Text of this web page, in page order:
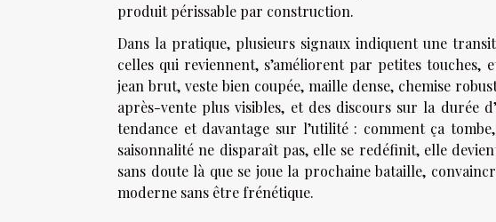
produit périssable par construction.
Dans la pratique, plusieurs signaux indiquent une
celles qui reviennent, s’améliorent par petites
jean brut, veste bien coupée, maille dense, chemise
après-vente plus visibles, et des discours sur la durée
tendance et davantage sur l’utilité : comment ça
saisonnalité ne disparaît pas, elle se redéfinit, elle
sans doute là que se joue la prochaine bataille,
moderne sans être frénétique.